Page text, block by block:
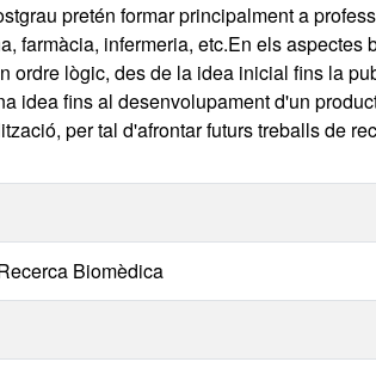
pretén formar principalment a
farmàcia, infermeria, etc.En els
ordre lògic, des de la idea inicial fins la
idea fins al desenvolupament d'un
per tal d'afrontar futurs treballs de
Biomèdica